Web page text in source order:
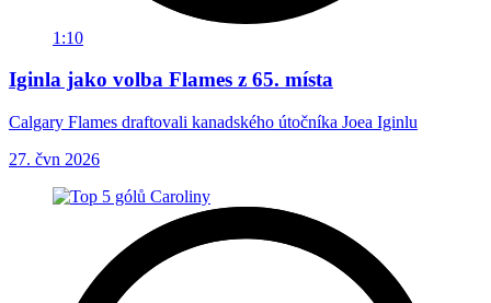
1:10
Iginla jako volba Flames z 65. místa
Calgary Flames draftovali kanadského útočníka Joea Iginlu
27. čvn 2026